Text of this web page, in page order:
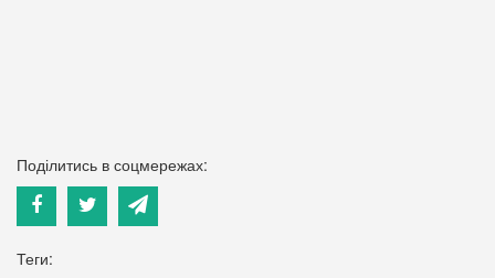
Поділитись в соцмережах:
Теги: